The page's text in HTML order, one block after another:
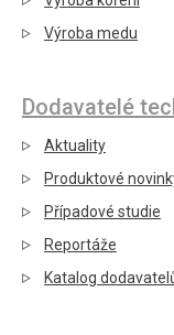
Výroba medu
Dodavatelé
Aktuality
Produktové
Případové studie
Reportáže
Katalog